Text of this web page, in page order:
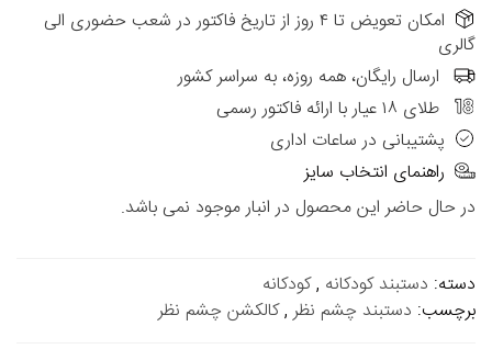
امکان تعویض تا ۴ روز از تاریخ فاکتور در شعب حضوری الی
گالری
ارسال رایگان، همه روزه، به سراسر کشور
طلای ۱۸ عیار با ارائه فاکتور رسمی
پشتیبانی در ساعات اداری
راهنمای انتخاب سایز
در حال حاضر این محصول در انبار موجود نمی باشد.
دسته: دستبند کودکانه ,کودکانه
برچسب: دستبند چشم نظر ,کالکشن چشم نظر